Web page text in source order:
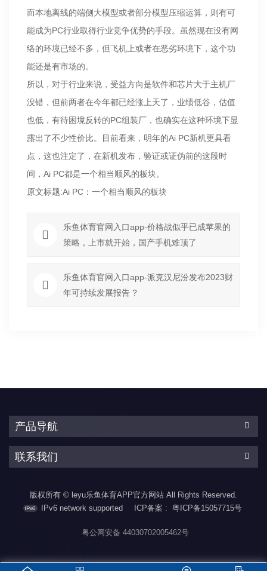
而本地离线的端侧大模型或者部分模型压缩运算，则有可
能成为PC行业取得行业竞争优势的手段。虽然现在没有网
络的环境已经不多，但飞机上或者在恶劣环境下，这个功
能还是有市场的。
所以，对于行业来说，受益方向是软件和芯片大于主机厂
没错，但前两者在今年都已经涨上天了，业绩低谷，估值
也低，有待困境反转的PC组装厂，也确实在这种环境下显
露出了不少性价比。目前看来，明年的Ai PC新机更具看
点，这也注定了，在新机发布，验证或证伪前的这段时
间，Ai PC都是一个相当顺风的板块。
原文标题:Ai PC：一个相当顺风的板块
乐鱼体育官网入口app-价格战似乎已成苹果的
策略，上市就开始，国产手机难顶了
乐鱼体育官网入口app-派克汉尼汾发布2023财
年可持续发展报告 ?
产品导航
联系我们
版权所有 © leyu乐鱼体育APP官方网站 All Rights Reserved.
IPv6 network supported
ICP备案 : 粤ICP备15057715号
粤公网安备 44030702005462号